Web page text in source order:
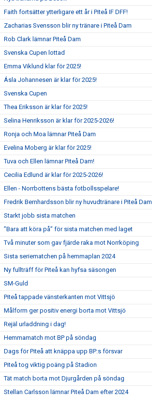
Faith fortsätter ytterligare ett år i Piteå IF DFF!
Zacharias Svensson blir ny tränare i Piteå Dam
Rob Clark lämnar Piteå Dam
Svenska Cupen lottad
Emma Viklund klar för 2025!
Ásla Johannesen är klar för 2025!
Svenska Cupen
Thea Eriksson är klar för 2025!
Selina Henriksson är klar för 2025-2026!
Ronja och Moa lämnar Piteå Dam
Evelina Moberg är klar för 2025!
Tuva och Ellen lämnar Piteå Dam!
Cecilia Edlund är klar för 2025-2026!
Ellen - Norrbottens bästa fotbollsspelare!
Fredrik Bernhardsson blir ny huvudtränare i Piteå Dam
Starkt jobb sista matchen
”Bara att köra på” för sista matchen med laget
Två minuter som gav fjärde raka mot Norrköping
Sista seriematchen på hemmaplan 2024
Ny fullträff för Piteå kan hyfsa säsongen
SM-Guld
Piteå tappade vänsterkanten mot Vittsjö
Målform ger positiv energi borta mot Vittsjö
Rejäl urladdning i dag!
Hemmamatch mot BP på söndag
Dags för Piteå att knäppa upp BP:s försvar
Piteå tog viktig poäng på Stadion
Tät match borta mot Djurgården på söndag
Stellan Carlsson lämnar Piteå Dam efter 2024